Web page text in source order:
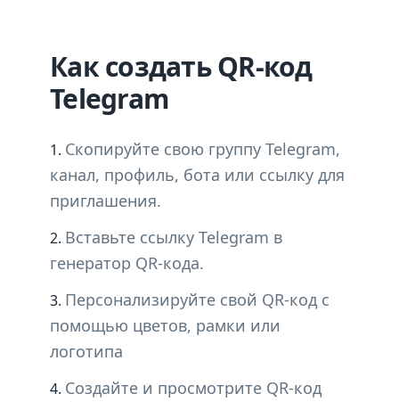
Как создать QR-код
Telegram
Скопируйте свою группу Telegram,
канал, профиль, бота или ссылку для
приглашения.
Вставьте ссылку Telegram в
генератор QR-кода.
Персонализируйте свой QR-код с
помощью цветов, рамки или
логотипа
Создайте и просмотрите QR-код